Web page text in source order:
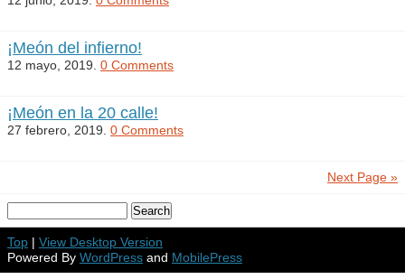
¡Meón del infierno!
12 mayo, 2019. 0 Comments
¡Meón en la 20 calle!
27 febrero, 2019. 0 Comments
Next Page »
Top | View Desktop Version
Powered By WordPress and MobilePress